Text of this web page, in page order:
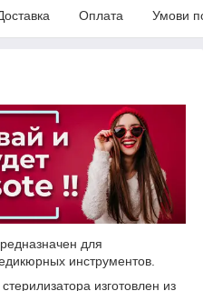
Оплата Умови
для
инструментов.
изготовлен из